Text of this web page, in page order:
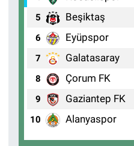
5 Beşiktaş
6 Eyüpspor
7 Galatasaray
8 Çorum FK
9 Gaziantep FK
10 Alanyaspor